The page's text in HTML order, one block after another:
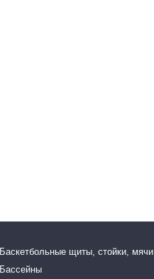
Баскетбольные щиты, стойки, мячи
Бассейны